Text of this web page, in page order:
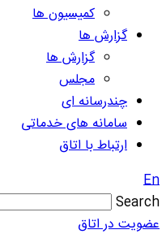
کمیسیون ها
گزارش ها
گزارش ها
مجلس
چندرسانه ای
سامانه های خدماتی
ارتباط با اتاق
En
Search
عضویت در اتاق